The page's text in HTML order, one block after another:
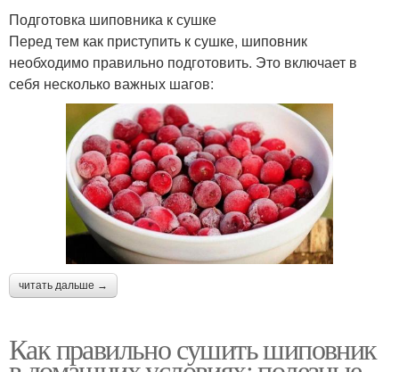
Подготовка шиповника к сушке
Перед тем как приступить к сушке, шиповник
необходимо правильно подготовить. Это включает в
себя несколько важных шагов:
читать дальше →
Как правильно сушить шиповник